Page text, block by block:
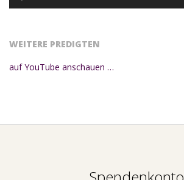
WEITERE PREDIGTEN
auf YouTube anschauen …